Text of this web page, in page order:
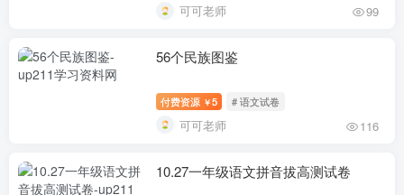
可可老师 99
56个民族图鉴
付费资源 ￥5 # 语文试卷
可可老师 116
10.27一年级语文拼音拔高测试卷